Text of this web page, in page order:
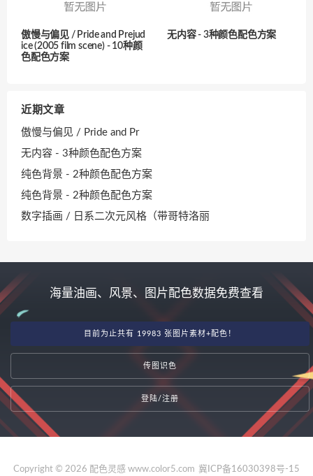
傲慢与偏见 / Pride and Prejud
ice (2005 film scene) - 10种颜
色配色方案
无内容 - 3种颜色配色方案
近期文章
傲慢与偏见 / Pride and Pr
无内容 - 3种颜色配色方案
纯色背景 - 2种颜色配色方案
纯色背景 - 2种颜色配色方案
数字插画 / 日系二次元风格（带哥特洛丽
海量油画、风景、图片配色数据免费查看
目前为止共有 19983 张图片素材+配色！
传图识色
登陆/注册
Copyright © 2026 配色灵感 www.color5.com 冀ICP备16030398号-15